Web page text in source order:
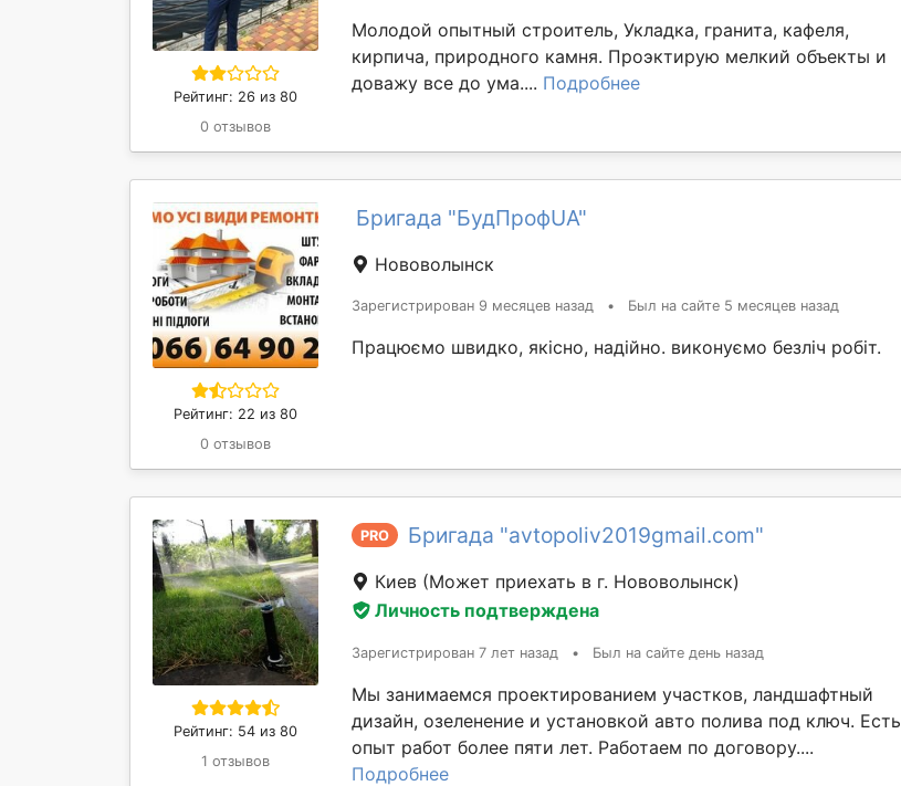
Рейтинг: 26 из 80
0 отзывов
Молодой опытный строитель, Укладка, гранита, кафеля,
кирпича, природного камня. Проэктирую мелкий объекты и
доважу все до ума.... Подробнее
Рейтинг: 22 из 80
0 отзывов
Бригада "БудПрофUA"
Нововолынск
Зарегистрирован 9 месяцев назад • Был на сайте 5 месяцев назад
Працюємо швидко, якісно, надійно. виконуємо безліч робіт.
Рейтинг: 54 из 80
1 отзывов
PRO Бригада "avtopoliv2019gmail.com"
Киев (Может приехать в г. Нововолынск)
Личность подтверждена
Зарегистрирован 7 лет назад • Был на сайте день назад
Мы занимаемся проектированием участков, ландшафтный
дизайн, озеленение и установкой авто полива под ключ. Есть
опыт работ более пяти лет. Работаем по договору....
Подробнее